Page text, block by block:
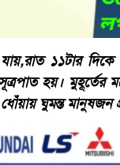
যায়,রাত ১১টার
হয়। মুহূর্তের
ঘুমন্ত মানুষজন